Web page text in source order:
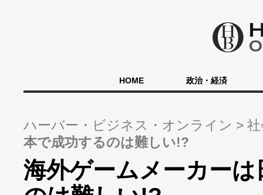
HOME 政治・経済
ハーバー・ビジネス・オンライン
本で成功するのは難しい!?
海外ゲームメーカー